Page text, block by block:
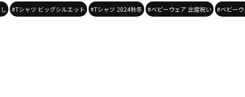
#Tシャツ ビッグシルエット #Tシャツ 2024秋冬 #ベビーウェア 出産祝い #ベビー